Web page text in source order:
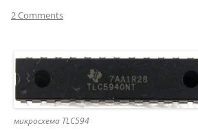
2 Comments
микросхема TLC594